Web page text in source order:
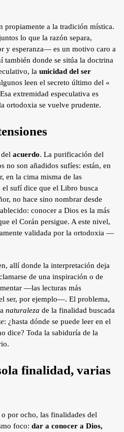
propiamente a la tradición mística.
lo que la razón separa,
y esperanza— es un motivo caro a
también donde se sitúa la doctrina
la unicidad del ser
leen el secreto último del «
extremidad especulativa es
ortodoxia se vuelve prudente.
acuerdo. La purificación del
no son añadidos sufíes: están, en
en la cima misma de las
sufí dice que el Libro busca
no hace sino nombrar desde
conocer a Dios es la más
el Corán persigue. A este nivel,
validada por la ortodoxia —
allí donde la interpretación deja
de una inspiración o de
—las lecturas más
ser, por ejemplo—. El problema,
naturaleza de la finalidad buscada
: ¿hasta dónde se puede leer en el
dice? Toda la sabiduría de la
finalidad, varias
por ocho, las finalidades del
foco: dar a conocer a Dios,